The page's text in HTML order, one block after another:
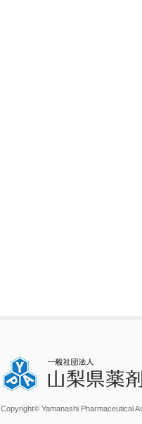
Copyright© Yamanashi Pharmaceutical